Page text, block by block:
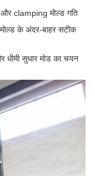
और clamping मोल्ड गति
के अंदर-बाहर सटीक
सुधार मोड का चयन